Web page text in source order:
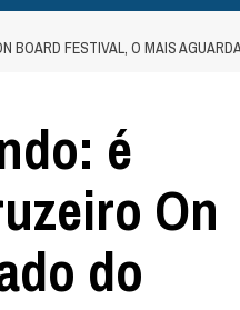
BOARD FESTIVAL, O MAIS
é
On
do